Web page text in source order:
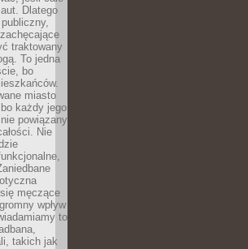
Dlatego
traktowany
To jedna
bo
miasto
każdy jego
powiązany
Nie
męczące
wpływ
to
takich jak